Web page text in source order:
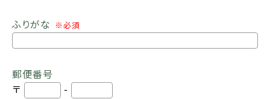
ふりがな ※必須
郵便番号
〒
-